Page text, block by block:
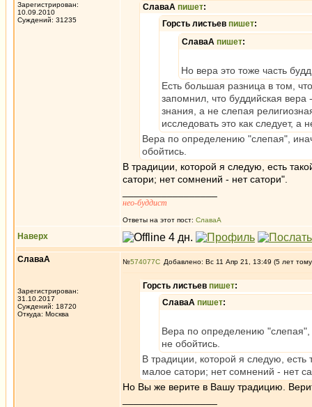
Зарегистрирован:
10.09.2010
Суждений: 31235
СлаваА пишет:
Горсть листьев пишет:
СлаваА пишет:
Но вера это тоже часть
Есть большая разница в том,
запомнил, что буддийская вера
знания, а не слепая
исследовать это как следует, а
Вера по определению "слепая",
обойтись.
В традиции, которой я следую, есть
сатори; нет сомнений - нет сатори".
нео-буддист
Ответы на этот пост: СлаваА
Наверх
СлаваА
Зарегистрирован:
31.10.2017
Суждений: 18720
Откуда: Москва
№574077 Добавлено: Вс 11 Апр 21, 13:49 (5 лет
Горсть листьев пишет:
СлаваА пишет:
Вера по определению "слепая",
не обойтись.
В традиции, которой я следую,
малое сатори; нет сомнений - нет
Но Вы же верите в Вашу традицию.